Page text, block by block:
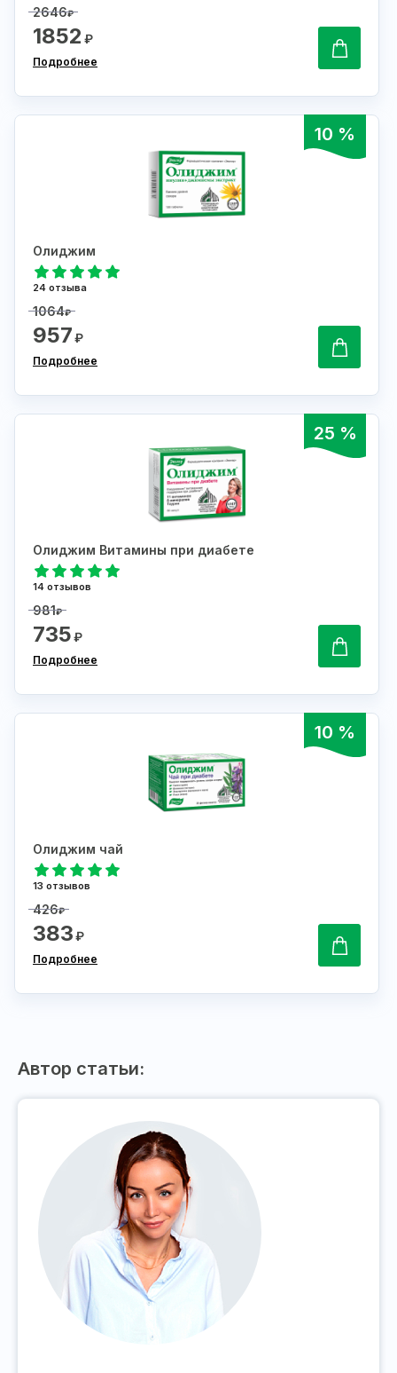
2646₽
1852 ₽
Подробнее
10 %
Олиджим
24 отзыва
1064₽
957₽
Подробнее
25 %
Олиджим Витамины при диабете
14 отзывов
981₽
735₽
Подробнее
10 %
Олиджим чай
13 отзывов
426₽
383₽
Подробнее
Автор статьи: